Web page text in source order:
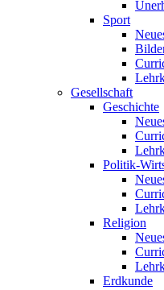
Sport
Gesellschaft
Geschichte
Politik-
Religion
Erdkunde